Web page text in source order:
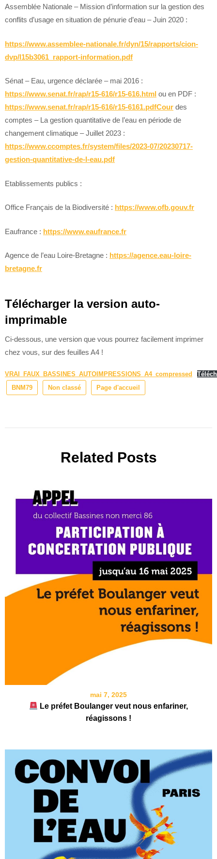
Assemblée Nationale – Mission d’information sur la gestion des
conflits d’usage en situation de pénurie d’eau – Juin 2020 :
https://www.assemblee-nationale.fr/dyn/15/rapports/cion-
dvp/l15b3061_rapport-information.pdf
Sénat – Eau, urgence déclarée – mai 2016 :
https://www.senat.fr/rap/r15-616/r15-616.html ou en PDF :
https://www.senat.fr/rap/r15-616/r15-6161.pdfCour des
comptes – La gestion quantitative de l’eau en période de
changement climatique – Juillet 2023 :
https://www.ccomptes.fr/system/files/2023-07/20230717-
gestion-quantitative-de-l-eau.pdf
Etablissements publics :
Office Français de la Biodiversité : https://www.ofb.gouv.fr
Eaufrance : https://www.eaufrance.fr
Agence de l’eau Loire-Bretagne : https://agence.eau-loire-
bretagne.fr
Télécharger la version auto-
imprimable
Ci-dessous, une version que vous pourrez facilement imprimer
chez vous, sur des feuilles A4 !
VRAI_FAUX_BASSINES_AUTOIMPRESSIONS_A4_compressed
BNM79
Non classé Page d'accueil
Related Posts
mai 7, 2025
Le préfet Boulanger veut nous enfariner,
réagissons !